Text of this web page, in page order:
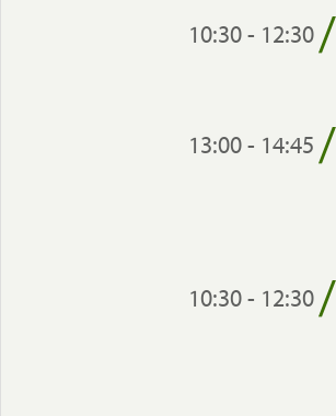
10:30 - 12:30/
13:00 - 14:45 /
10:30 - 12:30/